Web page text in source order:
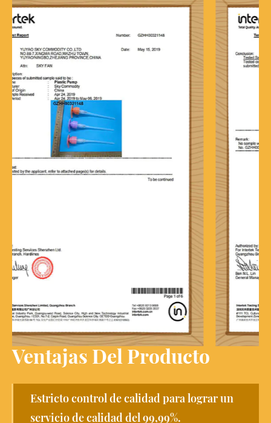
Ventajas Del Producto
Estricto control de calidad para lograr un
servicio de calidad del 99,99%.